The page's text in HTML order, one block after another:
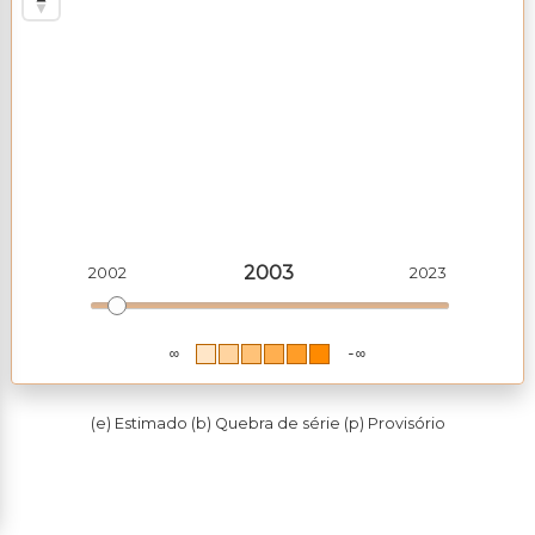
2002 2003 2023
∞ -∞
(e) Estimado (b) Quebra de série (p) Provisório